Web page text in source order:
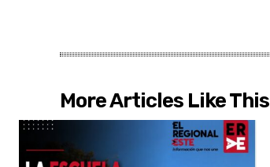
More Articles Like This